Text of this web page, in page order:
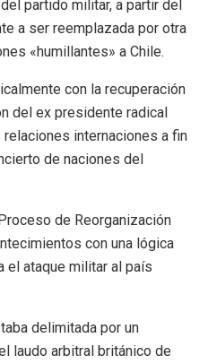
partido militar, a partir del
a ser reemplazada por otra
«humillantes» a Chile.
con la recuperación
del ex presidente radical
internaciones a fin
de naciones del
de Reorganización
con una lógica
el ataque militar al país
delimitada por un
laudo arbitral británico de